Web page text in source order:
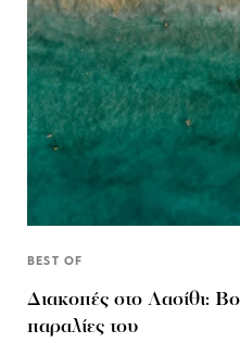
BEST OF
Διακοπές στο Λασίθι:
παραλίες του